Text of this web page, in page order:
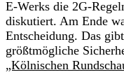
E-Werks die 2G-
diskutiert. Am Ende
Entscheidung. Das
größtmögliche
„Kölnischen